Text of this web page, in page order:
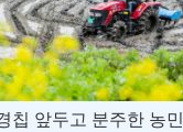
칩 앞두고 분주한 농민